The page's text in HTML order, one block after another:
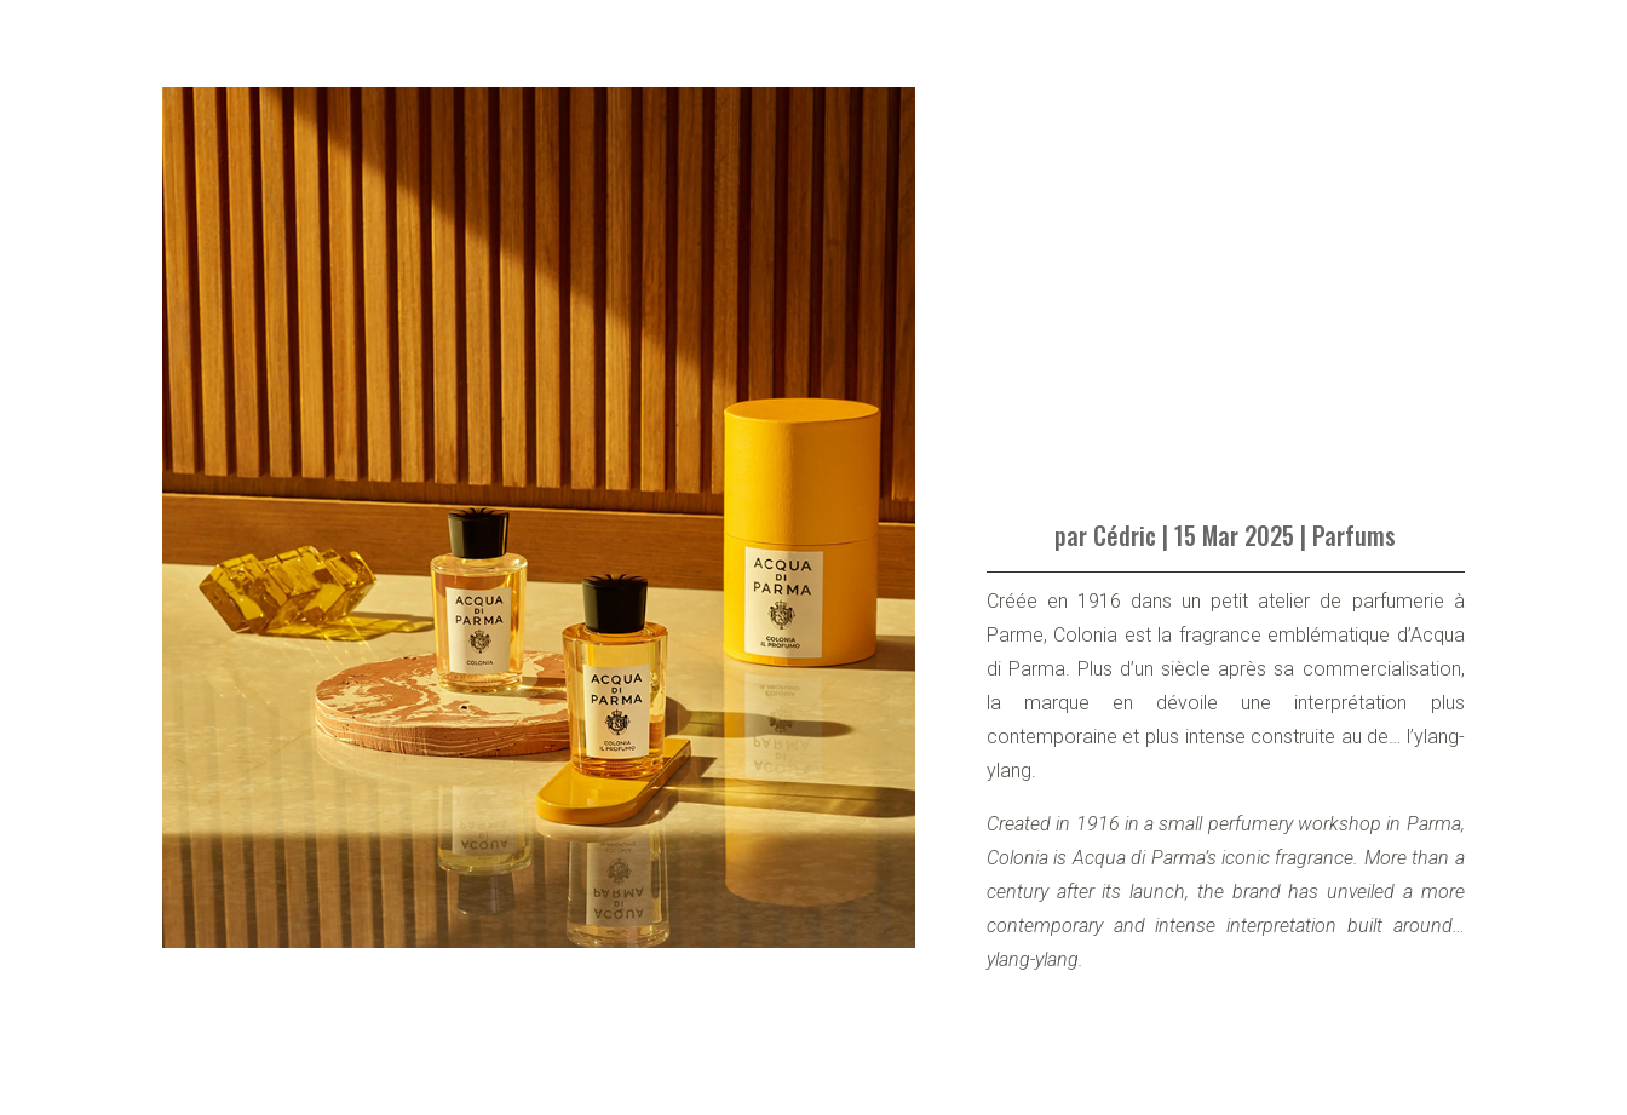
par Cédric |15 Mar 2025 | Parfums
Créée en 1916 dans un petit atelier de parfumerie à
Parme, Colonia est la fragrance emblématique d’Acqua
di Parma. Plus d’un siècle après sa commercialisation,
la marque en dévoile une interprétation plus
contemporaine et plus intense construite au de… l’ylang-
ylang.
Created in 1916 in a small perfumery workshop in Parma,
Colonia is Acqua di Parma’s iconic fragrance. More than a
century after its launch, the brand has unveiled a more
contemporary and intense interpretation built around…
ylang-ylang.